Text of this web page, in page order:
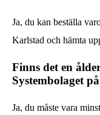
Ja, du kan beställa
Karlstad och hämta
Finns det en
Systembolaget
Ja, du måste vara